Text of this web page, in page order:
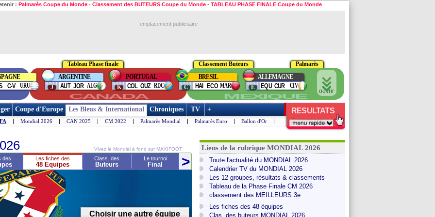
: Palmarès Coupe du Monde - Classement des BUTEURS Coupe du Monde - TABLEAU PHASE FINALE Coupe du Monde
emplacement publicitaire
Classement Buteurs
Tableau Phase finale Palmarès
URU
C-V group
J
ARGENTINE
ALG
AUT JOR group
K
PORTUGAL
RDC
COL OUZ group
C
BRESIL
MAR
HAI ECO group
E
ALLEMAGNE
CIV
EQU CUR
ouvrir
CANADA MEXIQUE
Coupe d'Europe Les Bleus & International Chroniques TV +
| Mondial 2026 | CAN 2025 | CM 2022 | Palmarès Mondial | Palmarès Euro | Ballon d'Or |
RESULTATS
Vivez le Mondial à fond sur MAXIFOOT
des Les fiches des
48 Equipes
Class. des
Buteurs
Le tournoi
Final > < Le
Palmarès
Les meilleurs
Buteurs
Revoir le
Mondial 2022
Choisir une autre équipe
Liens de la rubrique MONDIAL 2026
Toute l'actualité du MONDIAL 2026
Calendrier TV du MONDIAL 2026
Les 12 groupes, résultats & classements
Tableau de la Phase Finale CM 2026
classement des MEILLEURS 3e
Les fiches des 48 équipes
Clas. des buteurs MONDIAL 2026